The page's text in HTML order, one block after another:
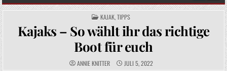
POSTED IN
KAJAK,TIPPS
Kajaks – So wählt ihr das richtige
Boot für euch
AUTHOR:
ANNIE KNITTER PUBLISHED DATE:
JULI 5, 2022